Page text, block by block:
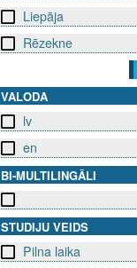
Liepāja
Rēzekne
VALODA
lv
en
BI-MULTILINGĀLI
STUDIJU VEIDS
Pilna laika